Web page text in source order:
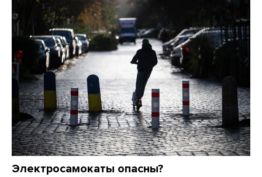
Электросамокаты опасны?